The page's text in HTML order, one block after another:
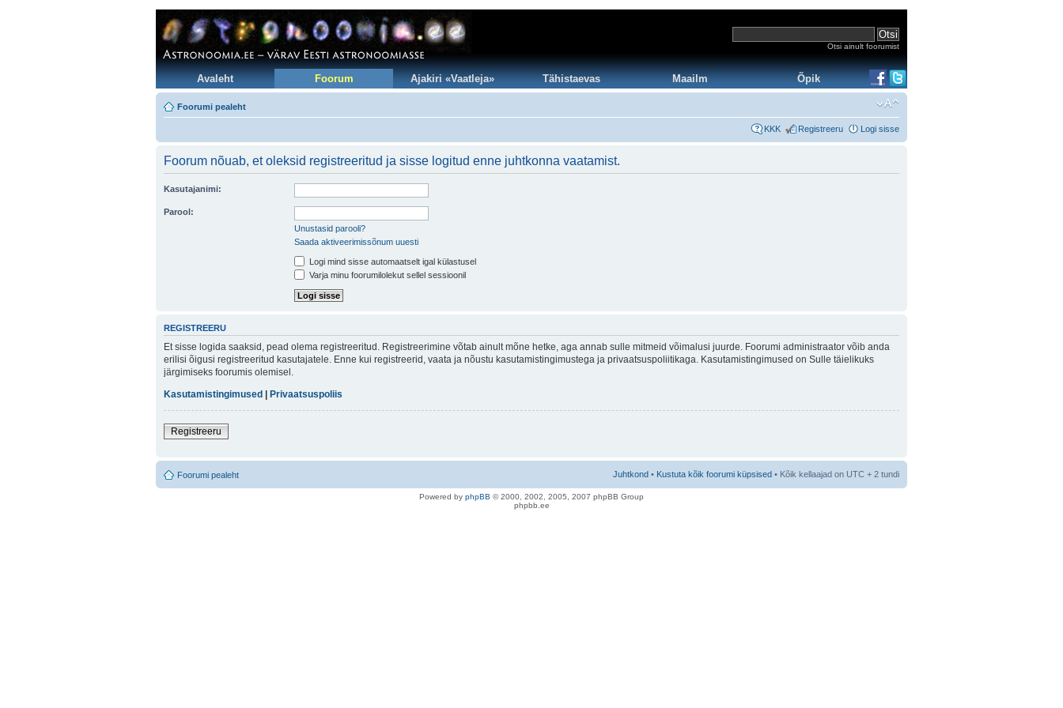
Otsi ainult foorumist
Avaleht Foorum Ajakiri «Vaatleja» Tähistaevas Maailm Õpik
Foorumi pealeht
KKK Registreeru Logi sisse
Foorum nõuab, et oleksid registreeritud ja sisse logitud enne juhtkonna vaatamist.
Kasutajanimi:
Parool:
Unustasid parooli?
Saada aktiveerimissõnum uuesti
Logi mind sisse automaatselt igal külastusel
Varja minu foorumilolekut sellel sessioonil
REGISTREERU
Et sisse logida saaksid, pead olema registreeritud. Registreerimine võtab ainult mõne hetke, aga annab sulle mitmeid võimalusi juurde. Foorumi administraator võib anda
erilisi õigusi registreeritud kasutajatele. Enne kui registreerid, vaata ja nõustu kasutamistingimustega ja privaatsuspoliitikaga. Kasutamistingimused on Sulle täielikuks
järgimiseks foorumis olemisel.
Kasutamistingimused | Privaatsuspoliis
Registreeru
Foorumi pealeht Juhtkond • Kustuta kõik foorumi küpsised • Kõik kellaajad on UTC + 2 tundi
Powered by phpBB © 2000, 2002, 2005, 2007 phpBB Group
phpbb.ee